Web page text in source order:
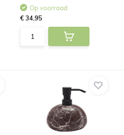
Op voorraad
€ 34,95